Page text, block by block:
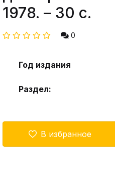
1978. – 30 с.
0
Год издания
Раздел:
В избранное